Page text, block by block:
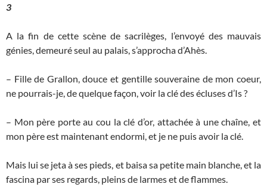
3
A la fin de cette scène de sacrilèges, l’envoyé des mauvais
génies, demeuré seul au palais, s’approcha d’Ahès.
– Fille de Grallon, douce et gentille souveraine de mon coeur,
ne pourrais-je, de quelque façon, voir la clé des écluses d’Is ?
– Mon père porte au cou la clé d’or, attachée à une chaîne, et
mon père est maintenant endormi, et je ne puis avoir la clé.
Mais lui se jeta à ses pieds, et baisa sa petite main blanche, et la
fascina par ses regards, pleins de larmes et de flammes.